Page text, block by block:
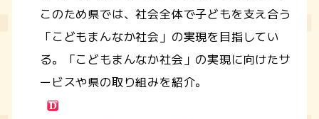
このため県では、社会全体で子どもを支え合う
「こどもまんなか社会」の実現を目指してい
る。「こどもまんなか社会」の実現に向けたサ
ービスや県の取り組みを紹介。